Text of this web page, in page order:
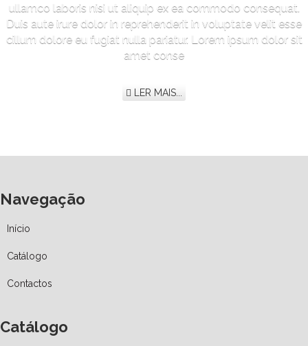
ullamco laboris nisi ut aliquip ex ea commodo consequat.
Duis aute irure dolor in reprehenderit in voluptate velit esse
cillum dolore eu fugiat nulla pariatur. Lorem ipsum dolor sit
amet conse
LER MAIS...
Navegação
Início
Catálogo
Contactos
Catálogo